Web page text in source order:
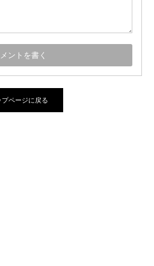
プページに戻る